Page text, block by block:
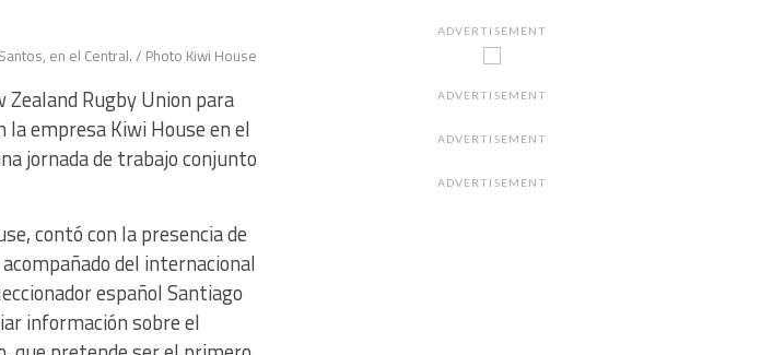
en el Central. / Photo Kiwi House
Zealand Rugby Union para
empresa Kiwi House en el
jornada de trabajo conjunto
contó con la presencia de
del internacional
español Santiago
información sobre el
ADVERTISEMENT
ADVERTISEMENT
ADVERTISEMENT
ADVERTISEMENT